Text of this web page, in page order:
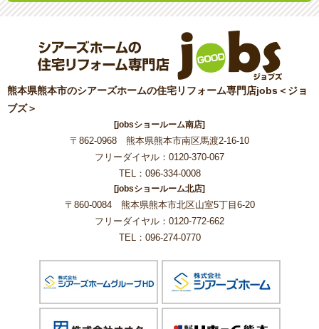
熊本県熊本市のシアーズホームの住宅リフォーム専門店jobs＜ジョ
ブズ＞
[jobsショールーム南店]
〒862-0968 熊本県熊本市南区馬渡2-16-10
フリーダイヤル：0120-370-067
TEL：096-334-0008
[jobsショールーム北店]
〒860-0084 熊本県熊本市北区山室5丁目6-20
フリーダイヤル：0120-772-662
TEL：096-274-0770